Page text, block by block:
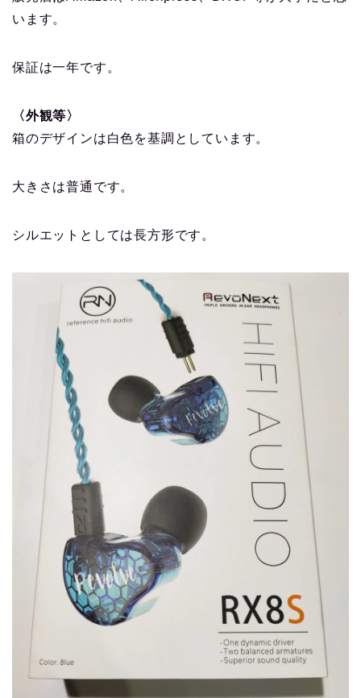
います。
保証は一年です。
〈外観等〉
箱のデザインは白色を基調としています。
大きさは普通です。
シルエットとしては長方形です。